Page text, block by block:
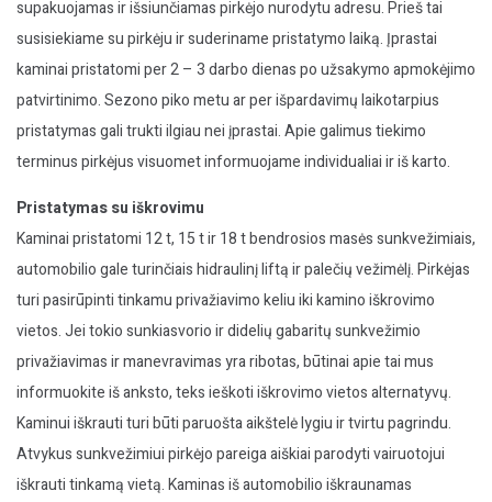
supakuojamas ir išsiunčiamas pirkėjo nurodytu adresu. Prieš tai
susisiekiame su pirkėju ir suderiname pristatymo laiką. Įprastai
kaminai pristatomi per 2 – 3 darbo dienas po užsakymo apmokėjimo
patvirtinimo. Sezono piko metu ar per išpardavimų laikotarpius
pristatymas gali trukti ilgiau nei įprastai. Apie galimus tiekimo
terminus pirkėjus visuomet informuojame individualiai ir iš karto.
Pristatymas su iškrovimu
Kaminai pristatomi 12 t, 15 t ir 18 t bendrosios masės sunkvežimiais,
automobilio gale turinčiais hidraulinį liftą ir palečių vežimėlį. Pirkėjas
turi pasirūpinti tinkamu privažiavimo keliu iki kamino iškrovimo
vietos. Jei tokio sunkiasvorio ir didelių gabaritų sunkvežimio
privažiavimas ir manevravimas yra ribotas, būtinai apie tai mus
informuokite iš anksto, teks ieškoti iškrovimo vietos alternatyvų.
Kaminui iškrauti turi būti paruošta aikštelė lygiu ir tvirtu pagrindu.
Atvykus sunkvežimiui pirkėjo pareiga aiškiai parodyti vairuotojui
iškrauti tinkamą vietą. Kaminas iš automobilio iškraunamas